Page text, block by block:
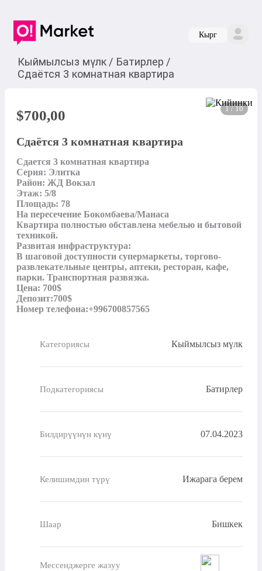
Кырг
Кыймылсыз мүлк / Батирлер /
Сдаётся 3 комнатная квартира
1 / 10
$700,00
Сдаётся 3 комнатная квартира
Сдается 3 комнатная квартира
Серия: Элитка
Район: ЖД Вокзал
Этаж: 5/8
Площадь: 78
На пересечение Бокомбаева/Манаса
Квартира полностью обставлена мебелью и бытовой
техникой.
Развитая инфраструктура:
В шаговой доступности супермаркеты, торгово-
развлекательные центры, аптеки, ресторан, кафе,
парки. Транспортная развязка.
Цена: 700$
Депозит:700$
Номер телефона:+996700857565
Категориясы Кыймылсыз мүлк
Подкатегориясы Батирлер
Билдирүүнүн күнү 07.04.2023
Келишимдин түрү Ижарага берем
Шаар Бишкек
Мессенджерге жазуу